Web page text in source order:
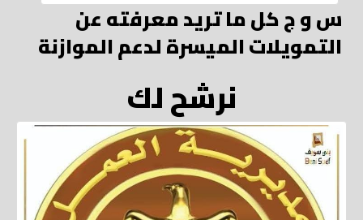
س و ج كل ما تريد معرفته عن
التمويلات الميسرة لدعم الموازنة
نرشح لك